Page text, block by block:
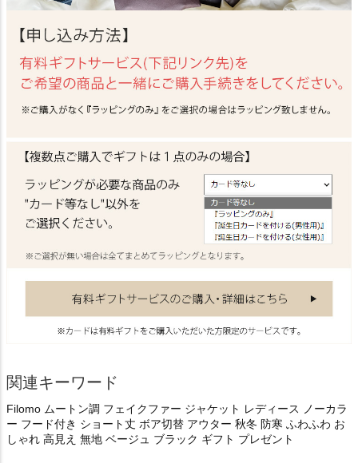
関連キーワード
Filomo ムートン調 フェイクファー ジャケット レディース ノーカラ
ー フード付き ショート丈 ボア切替 アウター 秋冬 防寒 ふわふわ お
しゃれ 高見え 無地 ベージュ ブラック ギフト プレゼント